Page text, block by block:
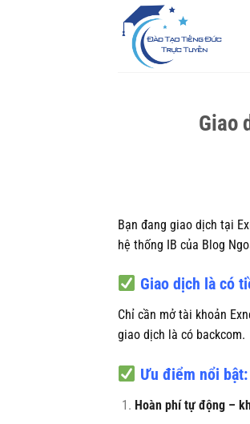
Giao
Bạn đang giao dịch tại
hệ thống IB của Blog
Giao dịch là có
Chỉ cần mở tài khoản
giao dịch là có backcom.
Ưu điểm nổi bật:
Hoàn phí tự động –